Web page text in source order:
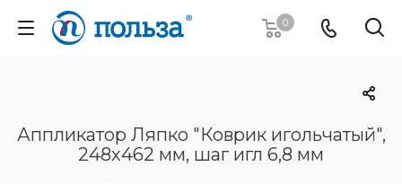
0
Аппликатор Ляпко "Коврик игольчатый",
248х462 мм, шаг игл 6,8 мм